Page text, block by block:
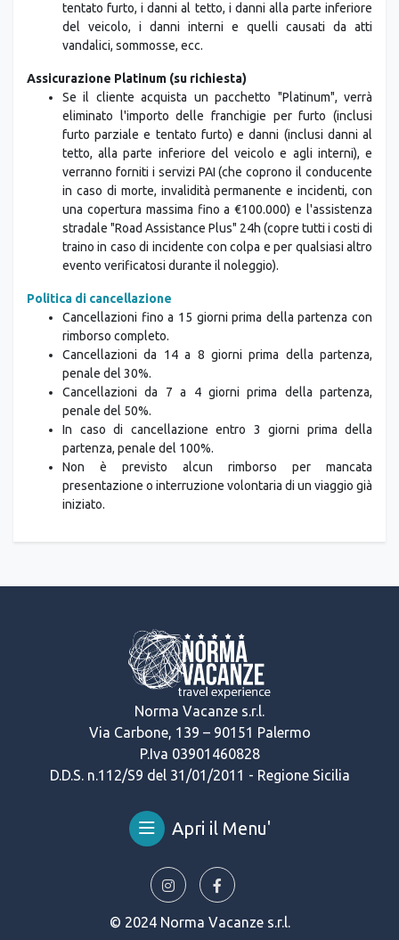
tentato furto, i danni al tetto, i danni alla parte inferiore
del veicolo, i danni interni e quelli causati da atti
vandalici, sommosse, ecc.
Assicurazione Platinum (su richiesta)
Se il cliente acquista un pacchetto "Platinum", verrà
eliminato l'importo delle franchigie per furto (inclusi
furto parziale e tentato furto) e danni (inclusi danni al
tetto, alla parte inferiore del veicolo e agli interni), e
verranno forniti i servizi PAI (che coprono il conducente
in caso di morte, invalidità permanente e incidenti, con
una copertura massima fino a €100.000) e l'assistenza
stradale "Road Assistance Plus" 24h (copre tutti i costi di
traino in caso di incidente con colpa e per qualsiasi altro
evento verificatosi durante il noleggio).
Politica di cancellazione
Cancellazioni fino a 15 giorni prima della partenza con
rimborso completo.
Cancellazioni da 14 a 8 giorni prima della partenza,
penale del 30%.
Cancellazioni da 7 a 4 giorni prima della partenza,
penale del 50%.
In caso di cancellazione entro 3 giorni prima della
partenza, penale del 100%.
Non è previsto alcun rimborso per mancata
presentazione o interruzione volontaria di un viaggio già
iniziato.
Norma Vacanze s.r.l.
Via Carbone, 139 – 90151 Palermo
P.Iva 03901460828
D.D.S. n.112/S9 del 31/01/2011 - Regione Sicilia
Apri il Menu'
© 2024 Norma Vacanze s.r.l.